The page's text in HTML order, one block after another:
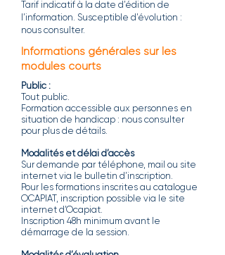
Tarif indicatif à la date d’édition de
l’information. Susceptible d’évolution :
nous consulter.
Informations générales sur les
modules courts
Public :
Tout public.
Formation accessible aux personnes en
situation de handicap : nous consulter
pour plus de détails.
Modalités et délai d’accès
Sur demande par téléphone, mail ou site
internet via le bulletin d’inscription.
Pour les formations inscrites au catalogue
OCAPIAT, inscription possible via le site
internet d’Ocapiat.
Inscription 48h minimum avant le
démarrage de la session.